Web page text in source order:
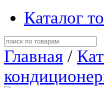
Каталог
Главная /